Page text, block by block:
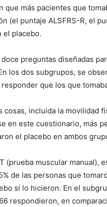
que más pacientes que
(el puntaje ALSFRS-R, el
el placebo.
preguntas diseñadas
los dos subgrupos, se
que los que
cosas, incluida la movilidad
en este cuestionario, más
el placebo en ambos
(prueba muscular manual),
de las personas que
sí lo hicieron. En el
respondieron, en